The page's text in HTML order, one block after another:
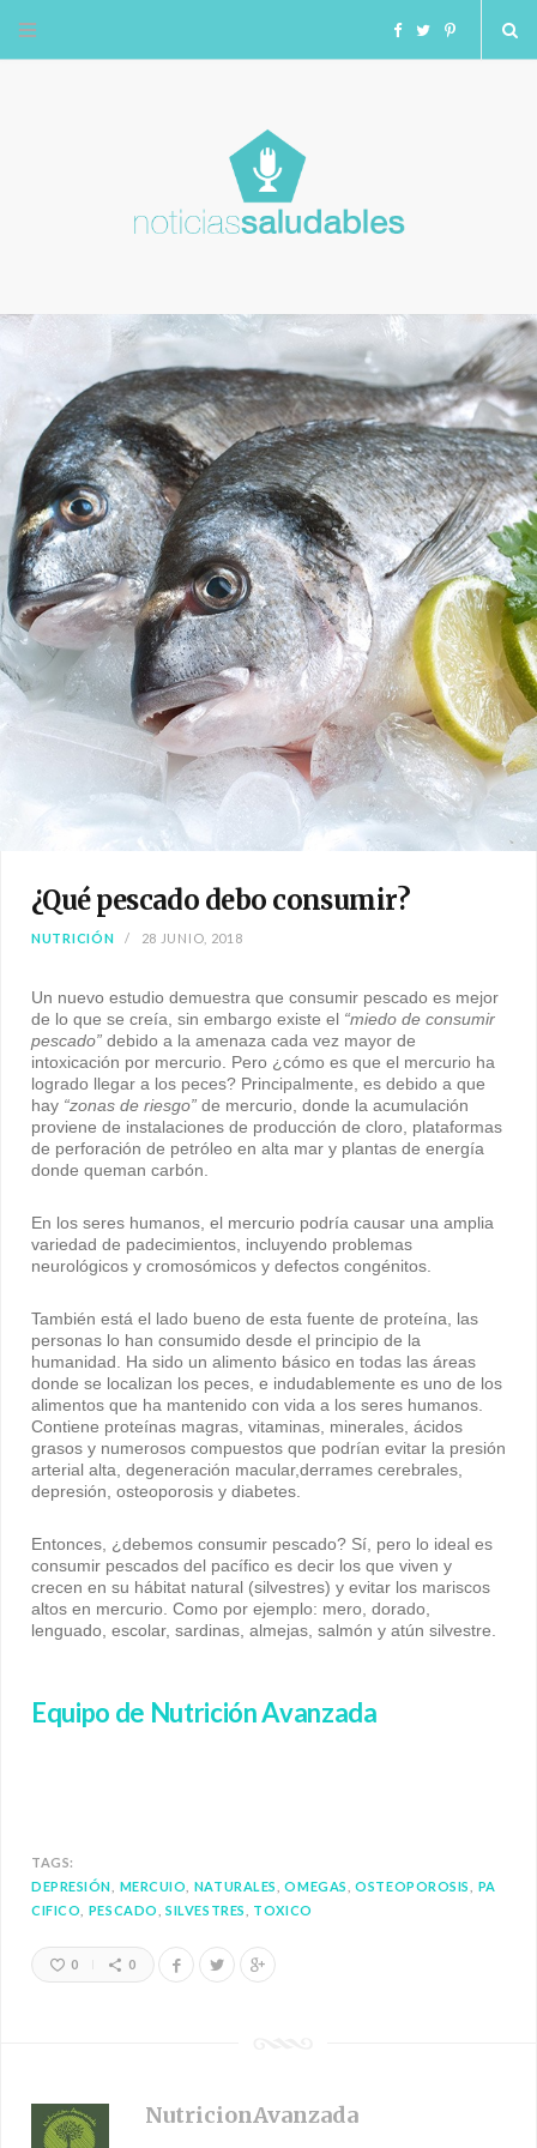
F
o
o
k
T
r
I
r
a
m
¿Qué pescado debo consumir?
NUTRICIÓN 28 JUNIO, 2018
Un nuevo estudio demuestra que consumir pescado es mejor
de lo que se creía, sin embargo existe el “miedo de consumir
pescado” debido a la amenaza cada vez mayor de
intoxicación por mercurio. Pero ¿cómo es que el mercurio ha
logrado llegar a los peces? Principalmente, es debido a que
hay “zonas de riesgo” de mercurio, donde la acumulación
proviene de instalaciones de producción de cloro, plataformas
de perforación de petróleo en alta mar y plantas de energía
donde queman carbón.
En los seres humanos, el mercurio podría causar una amplia
variedad de padecimientos, incluyendo problemas
neurológicos y cromosómicos y defectos congénitos.
También está el lado bueno de esta fuente de proteína, las
personas lo han consumido desde el principio de la
humanidad. Ha sido un alimento básico en todas las áreas
donde se localizan los peces, e indudablemente es uno de los
alimentos que ha mantenido con vida a los seres humanos.
Contiene proteínas magras, vitaminas, minerales, ácidos
grasos y numerosos compuestos que podrían evitar la presión
arterial alta, degeneración macular,derrames cerebrales,
depresión, osteoporosis y diabetes.
Entonces, ¿debemos consumir pescado? Sí, pero lo ideal es
consumir pescados del pacífico es decir los que viven y
crecen en su hábitat natural (silvestres) y evitar los mariscos
altos en mercurio. Como por ejemplo: mero, dorado,
lenguado, escolar, sardinas, almejas, salmón y atún silvestre.
Equipo de Nutrición Avanzada
TAGS:
DEPRESIÓN
MERCUIO NATURALES OMEGAS OSTEOPOROSIS
PA
CIFICO
PESCADO SILVESTRES TOXICO
0 0
NutricionAvanzada